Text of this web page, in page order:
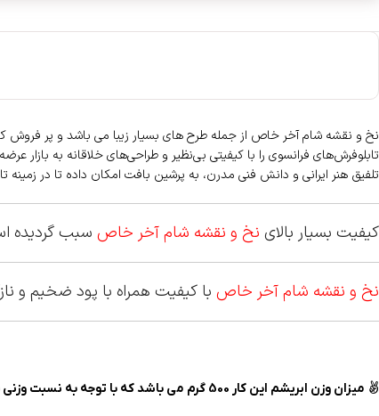
نخ و نقشه شام آخر خاص از جمله طرح های بسیار زیبا می باشد و پر فروش
تابلوفرش‌های فرانسوی را با کیفیتی بی‌نظیر و طراحی‌های خلاقانه به
تلفیق هنر ایرانی و دانش فنی مدرن، به پرشین بافت امکان داده تا در زمینه
کیفیت بسیار بالای نخ و نقشه شام آخر خاص سبب گردیده
نخ و نقشه شام آخر خاص با کیفیت همراه با پود ضخیم و
میزان وزن ابریشم این کار 500 گرم می باشد که با توجه به نسبت وزنی به کل مصالح این محصول را در زمره نخ و نقشه پرابریشم قرار میدهد ..